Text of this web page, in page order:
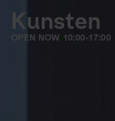
Kunsten
OPEN NOW 10:00-17:00